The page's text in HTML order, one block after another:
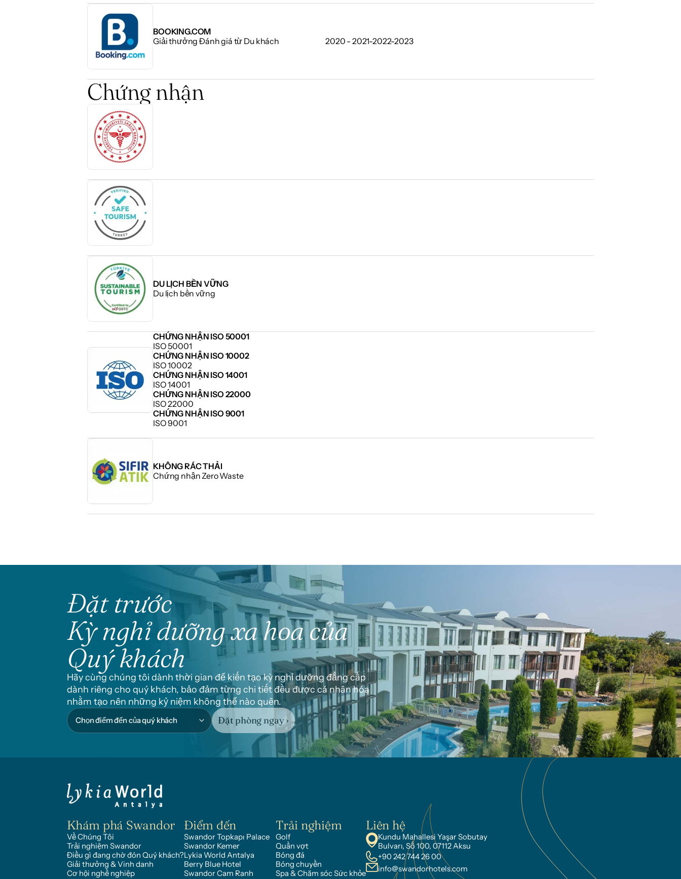
BOOKING.COM
Giải thưởng Đánh giá từ Du khách
2020 - 2021-2022-2023
Chứng nhận
DU LỊCH BỀN VỮNG
Du lịch bền vững
CHỨNG NHẬN ISO 50001
ISO 50001
CHỨNG NHẬN ISO 10002
ISO 10002
CHỨNG NHẬN ISO 14001
ISO 14001
CHỨNG NHẬN ISO 22000
ISO 22000
CHỨNG NHẬN ISO 9001
ISO 9001
KHÔNG RÁC THẢI
Chứng nhận Zero Waste
Đặt trước
Kỳ nghỉ dưỡng xa hoa của
Quý khách
Hãy cùng chúng tôi dành thời gian để kiến tạo kỳ nghỉ dưỡng đẳng cấp
dành riêng cho quý khách, bảo đảm từng chi tiết đều được cá nhân hóa
nhằm tạo nên những kỷ niệm không thể nào quên.
Đặt phòng ngay ›
Khám phá Swandor
Về Chúng Tôi
Trải nghiệm Swandor
Điều gì đang chờ đón Quý khách?
Giải thưởng & Vinh danh
Cơ hội nghề nghiệp
Điểm đến
Swandor Topkapı Palace
Swandor Kemer
Lykia World Antalya
Berry Blue Hotel
Swandor Cam Ranh
Trải nghiệm
Golf
Quần vợt
Bóng đá
Bóng chuyền
Spa & Chăm sóc Sức khỏe
Liên hệ
Kundu Mahallesi Yaşar Sobutay
Bulvarı, Số 100, 07112 Aksu
+90 242 744 26 00
info@swandorhotels.com